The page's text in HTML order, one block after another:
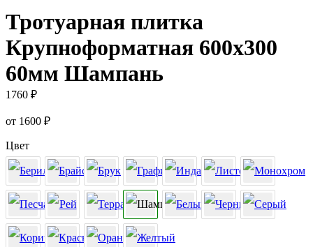
Тротуарная плитка
Крупноформатная 600х300
60мм Шампань
1760 ₽
от 1600 ₽
Цвет